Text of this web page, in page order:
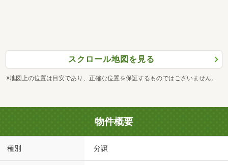
スクロール地図を見る
※地図上の位置は目安であり、正確な位置を保証するものではございません。
物件概要
種別 分譲